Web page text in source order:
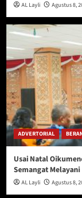
AL Layli Agustus 8,
ADVERTORIAL
Usai Natal
Semangat Melayani
AL Layli Agustus 8,